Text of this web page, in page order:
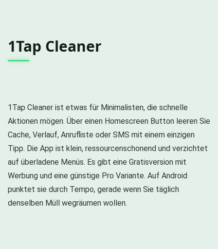
1Tap Cleaner
1Tap Cleaner ist etwas für Minimalisten, die schnelle
Aktionen mögen. Über einen Homescreen Button leeren Sie
Cache, Verlauf, Anrufliste oder SMS mit einem einzigen
Tipp. Die App ist klein, ressourcenschonend und verzichtet
auf überladene Menüs. Es gibt eine Gratisversion mit
Werbung und eine günstige Pro Variante. Auf Android
punktet sie durch Tempo, gerade wenn Sie täglich
denselben Müll wegräumen wollen.